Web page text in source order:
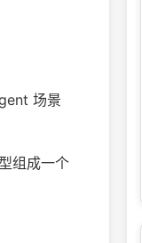
场景
组成一个